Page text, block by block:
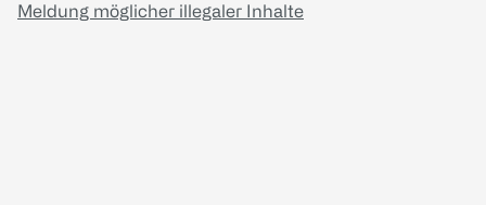
Meldung möglicher illegaler Inhalte